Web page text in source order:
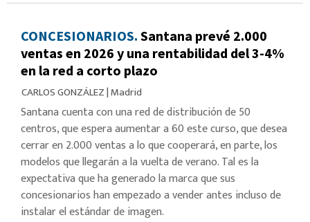
CONCESIONARIOS. Santana prevé 2.000
ventas en 2026 y una rentabilidad del 3-4%
en la red a corto plazo
CARLOS GONZÁLEZ|Madrid
Santana cuenta con una red de distribución de 50
centros, que espera aumentar a 60 este curso, que desea
cerrar en 2.000 ventas a lo que cooperará, en parte, los
modelos que llegarán a la vuelta de verano. Tal es la
expectativa que ha generado la marca que sus
concesionarios han empezado a vender antes incluso de
instalar el estándar de imagen.